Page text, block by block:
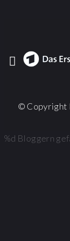
© Copyright
%d Bloggern